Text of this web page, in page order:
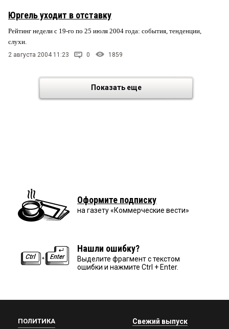
Юргель уходит в отставку
Рейтинг недели с 19-го по 25 июля 2004 года: события, тенденции,
слухи.
2 августа 2004 11:23 0 1859
Показать еще
Оформите подписку
на газету «Коммерческие вести»
Нашли ошибку?
Выделите фрагмент с текстом
ошибки и нажмите Ctrl + Enter.
ПОЛИТИКА Свежий выпуск